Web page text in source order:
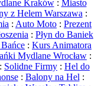
Kraków: Miasto
z Helem Warszawa :
: Auto Moto : Prezent
: Płyn do Baniek
: Kurs Animatora
Mydlane Wrocław :
: Solidne Firmy : Hel do
: Balony na Hel :